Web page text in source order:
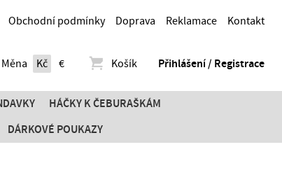
Obchodní podmínky Doprava Reklamace Kontakt
Měna Kč € Košík Přihlášení / Registrace
HÁČKY K ČEBURAŠKÁM
DÁRKOVÉ POUKAZY